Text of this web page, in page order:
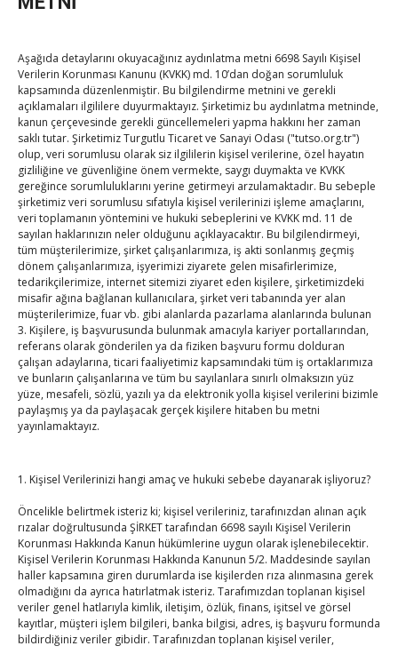
Aşağıda detaylarını okuyacağınız aydınlatma metni 6698 Sayılı Kişisel
Verilerin Korunması Kanunu (KVKK) md. 10’dan doğan sorumluluk
kapsamında düzenlenmiştir. Bu bilgilendirme metnini ve gerekli
açıklamaları ilgililere duyurmaktayız. Şirketimiz bu aydınlatma metninde,
kanun çerçevesinde gerekli güncellemeleri yapma hakkını her zaman
saklı tutar. Şirketimiz Turgutlu Ticaret ve Sanayi Odası ("tutso.org.tr")
olup, veri sorumlusu olarak siz ilgililerin kişisel verilerine, özel hayatın
gizliliğine ve güvenliğine önem vermekte, saygı duymakta ve KVKK
gereğince sorumluluklarını yerine getirmeyi arzulamaktadır. Bu sebeple
şirketimiz veri sorumlusu sıfatıyla kişisel verilerinizi işleme amaçlarını,
veri toplamanın yöntemini ve hukuki sebeplerini ve KVKK md. 11 de
sayılan haklarınızın neler olduğunu açıklayacaktır. Bu bilgilendirmeyi,
tüm müşterilerimize, şirket çalışanlarımıza, iş akti sonlanmış geçmiş
dönem çalışanlarımıza, işyerimizi ziyarete gelen misafirlerimize,
tedarikçilerimize, internet sitemizi ziyaret eden kişilere, şirketimizdeki
misafir ağına bağlanan kullanıcılara, şirket veri tabanında yer alan
müşterilerimize, fuar vb. gibi alanlarda pazarlama alanlarında bulunan
3. Kişilere, iş başvurusunda bulunmak amacıyla kariyer portallarından,
referans olarak gönderilen ya da fiziken başvuru formu dolduran
çalışan adaylarına, ticari faaliyetimiz kapsamındaki tüm iş ortaklarımıza
ve bunların çalışanlarına ve tüm bu sayılanlara sınırlı olmaksızın yüz
yüze, mesafeli, sözlü, yazılı ya da elektronik yolla kişisel verilerini bizimle
paylaşmış ya da paylaşacak gerçek kişilere hitaben bu metni
yayınlamaktayız.
1. Kişisel Verilerinizi hangi amaç ve hukuki sebebe dayanarak işliyoruz?
Öncelikle belirtmek isteriz ki; kişisel verileriniz, tarafınızdan alınan açık
rızalar doğrultusunda ŞİRKET tarafından 6698 sayılı Kişisel Verilerin
Korunması Hakkında Kanun hükümlerine uygun olarak işlenebilecektir.
Kişisel Verilerin Korunması Hakkında Kanunun 5/2. Maddesinde sayılan
haller kapsamına giren durumlarda ise kişilerden rıza alınmasına gerek
olmadığını da ayrıca hatırlatmak isteriz. Tarafımızdan toplanan kişisel
veriler genel hatlarıyla kimlik, iletişim, özlük, finans, işitsel ve görsel
kayıtlar, müşteri işlem bilgileri, banka bilgisi, adres, iş başvuru formunda
bildirdiğiniz veriler gibidir. Tarafınızdan toplanan kişisel veriler,
03.09.2025 / Melbourne – Avustralya Dünya
Borsalar Birliği (TOBB) Başkanı M. Rifat
Hisarcıklıoğlu; Melbourne’deki temasları
kapsamında, Eurochambres Başkanı Vladimir
Dlouhy, ABD Ticaret Odası Kıdemli Başkan
Yardımcısı Garry Litman,
Read More…
Kanberra Büyükelçisi Gezer ve
Melbourne Başkonsolosu Işık’a
teşekkür
Eylül 3, 2025 TOBB HABER TUTSO
03.09.2025 / Melbourne – Avustralya Dünya
Odalar Federasyonu ve Türkiye Odalar ve
Büyükelçisi Ufuk Gezer ve Melbourne
Başkonsolosu Doğan Işık ile görüştü.​
Hisarcıklıoğlu “Sayın
Read More…